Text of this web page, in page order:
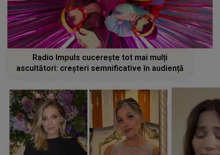
Radio Impuls cucerește tot mai mulți
ascultători: creșteri semnificative în audiență